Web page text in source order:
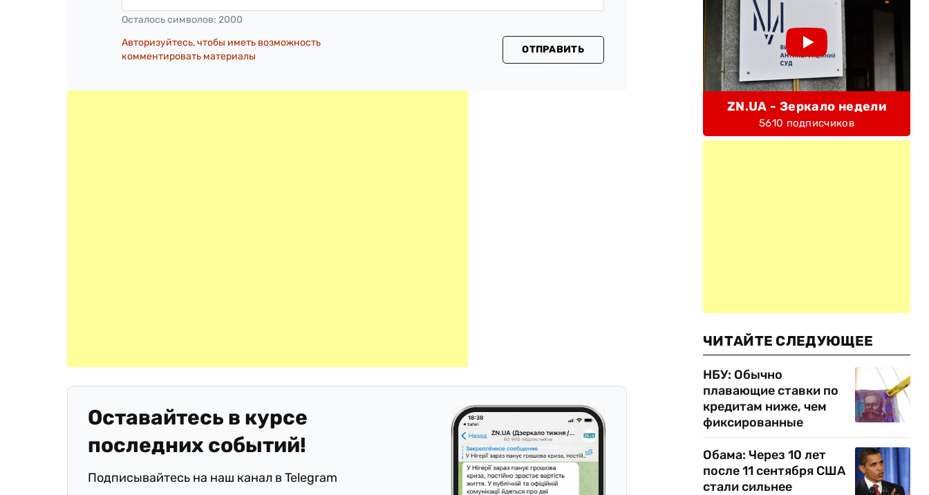
Осталось символов: 2000
Авторизуйтесь, чтобы иметь возможность
комментировать материалы
ОТПРАВИТЬ
Оставайтесь в курсе
последних событий!
Подписывайтесь на наш канал в Telegram
ZN.UA - Зеркало недели
5610 подписчиков
ЧИТАЙТЕ СЛЕДУЮЩЕЕ
НБУ: Обычно
плавающие ставки по
кредитам ниже, чем
фиксированные
Обама: Через 10 лет
после 11 сентября США
стали сильнее